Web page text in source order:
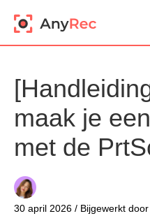
maak je
met de
30 april 2026 / Bijgewerkt door